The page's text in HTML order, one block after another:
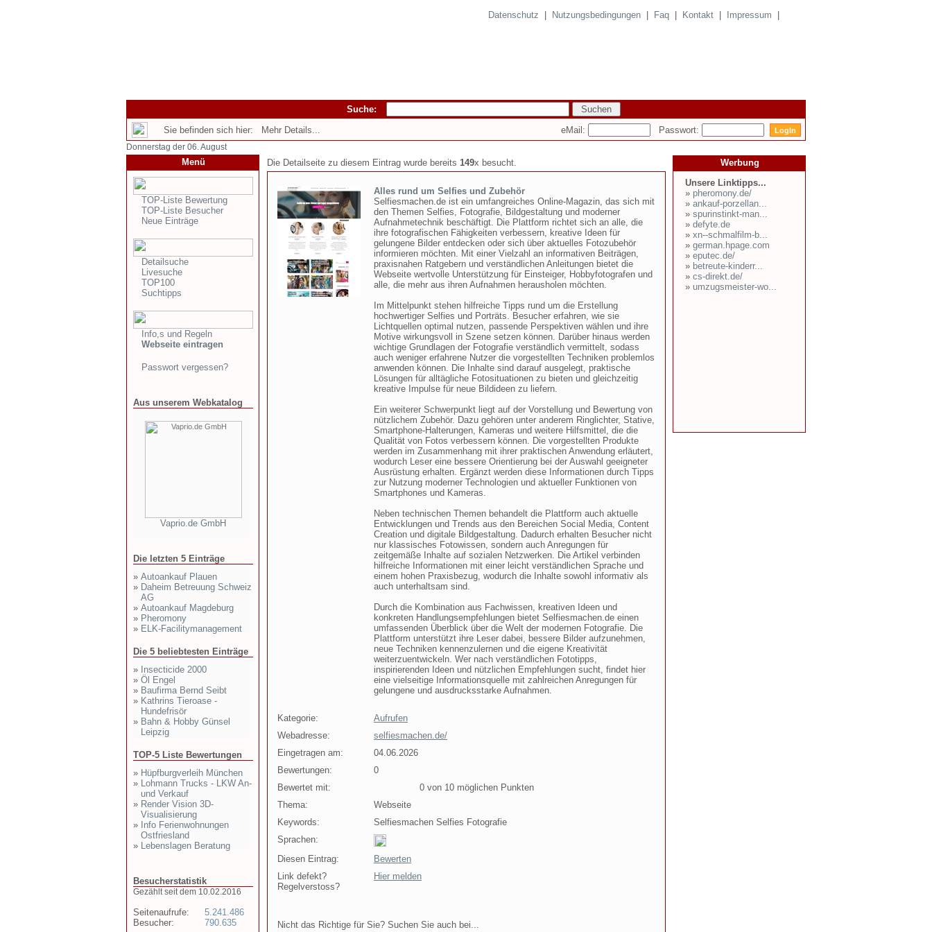
Datenschutz Nutzungsbedingungen Faq Kontakt Impressum
Suche:
Sie befinden sich hier: Mehr Details...
eMail: Passwort:
Donnerstag der 06. August
Menü
TOP-Liste Bewertung
TOP-Liste Besucher
Neue Einträge
Detailsuche
Livesuche
TOP100
Suchtipps
Info,s und Regeln
Webseite eintragen
Passwort vergessen?
Aus unserem Webkatalog
Vaprio.de GmbH
Die letzten 5 Einträge
» Autoankauf Plauen
» Daheim Betreuung Schweiz
AG
» Autoankauf Magdeburg
» Pheromony
» ELK-Facilitymanagement
Die 5 beliebtesten Einträge
» Insecticide 2000
» Öl Engel
» Baufirma Bernd Seibt
» Kathrins Tieroase -
Hundefrisör
» Bahn & Hobby Günsel
Leipzig
TOP-5 Liste Bewertungen
» Hüpfburgverleih München
» Lohmann Trucks - LKW An-
und Verkauf
» Render Vision 3D-
Visualisierung
» Info Ferienwohnungen
Ostfriesland
» Lebenslagen Beratung
Besucherstatistik
Gezählt seit dem 10.02.2016
Seitenaufrufe:
Besucher:
5.241.486
790.635
Die Detailseite zu diesem Eintrag wurde bereits 149x besucht.
Alles rund um Selfies und Zubehör
Selfiesmachen.de ist ein umfangreiches Online-Magazin, das sich mit
den Themen Selfies, Fotografie, Bildgestaltung und moderner
Aufnahmetechnik beschäftigt. Die Plattform richtet sich an alle, die
ihre fotografischen Fähigkeiten verbessern, kreative Ideen für
gelungene Bilder entdecken oder sich über aktuelles Fotozubehör
informieren möchten. Mit einer Vielzahl an informativen Beiträgen,
praxisnahen Ratgebern und verständlichen Anleitungen bietet die
Webseite wertvolle Unterstützung für Einsteiger, Hobbyfotografen und
alle, die mehr aus ihren Aufnahmen herausholen möchten.
Im Mittelpunkt stehen hilfreiche Tipps rund um die Erstellung
hochwertiger Selfies und Porträts. Besucher erfahren, wie sie
Lichtquellen optimal nutzen, passende Perspektiven wählen und ihre
Motive wirkungsvoll in Szene setzen können. Darüber hinaus werden
wichtige Grundlagen der Fotografie verständlich vermittelt, sodass
auch weniger erfahrene Nutzer die vorgestellten Techniken problemlos
anwenden können. Die Inhalte sind darauf ausgelegt, praktische
Lösungen für alltägliche Fotosituationen zu bieten und gleichzeitig
kreative Impulse für neue Bildideen zu liefern.
Ein weiterer Schwerpunkt liegt auf der Vorstellung und Bewertung von
nützlichem Zubehör. Dazu gehören unter anderem Ringlichter, Stative,
Smartphone-Halterungen, Kameras und weitere Hilfsmittel, die die
Qualität von Fotos verbessern können. Die vorgestellten Produkte
werden im Zusammenhang mit ihrer praktischen Anwendung erläutert,
wodurch Leser eine bessere Orientierung bei der Auswahl geeigneter
Ausrüstung erhalten. Ergänzt werden diese Informationen durch Tipps
zur Nutzung moderner Technologien und aktueller Funktionen von
Smartphones und Kameras.
Neben technischen Themen behandelt die Plattform auch aktuelle
Entwicklungen und Trends aus den Bereichen Social Media, Content
Creation und digitale Bildgestaltung. Dadurch erhalten Besucher nicht
nur klassisches Fotowissen, sondern auch Anregungen für
zeitgemäße Inhalte auf sozialen Netzwerken. Die Artikel verbinden
hilfreiche Informationen mit einer leicht verständlichen Sprache und
einem hohen Praxisbezug, wodurch die Inhalte sowohl informativ als
auch unterhaltsam sind.
Durch die Kombination aus Fachwissen, kreativen Ideen und
konkreten Handlungsempfehlungen bietet Selfiesmachen.de einen
umfassenden Überblick über die Welt der modernen Fotografie. Die
Plattform unterstützt ihre Leser dabei, bessere Bilder aufzunehmen,
neue Techniken kennenzulernen und die eigene Kreativität
weiterzuentwickeln. Wer nach verständlichen Fototipps,
inspirierenden Ideen und nützlichen Empfehlungen sucht, findet hier
eine vielseitige Informationsquelle mit zahlreichen Anregungen für
gelungene und ausdrucksstarke Aufnahmen.
Kategorie:
Aufrufen
Webadresse:
selfiesmachen.de/
Eingetragen am:
04.06.2026
Bewertungen:
0
Bewertet mit:
0 von 10 möglichen Punkten
Thema:
Webseite
Keywords:
Selfiesmachen Selfies Fotografie
Sprachen:
Diesen Eintrag:
Bewerten
Link defekt?
Regelverstoss?
Hier melden
Nicht das Richtige für Sie? Suchen Sie auch bei...
Werbung
Unsere Linktipps...
» pheromony.de/
» ankauf-porzellan...
» spurinstinkt-man...
» defyte.de
» xn--schmalfilm-b...
» german.hpage.com
» eputec.de/
» betreute-kinderr...
» cs-direkt.de/
» umzugsmeister-wo...